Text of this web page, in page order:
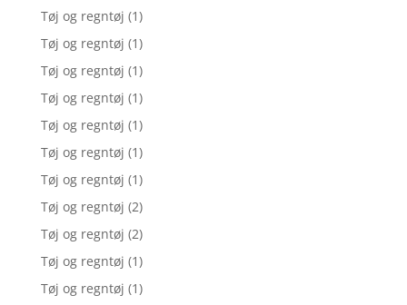
Tøj og regntøj (1)
Tøj og regntøj (1)
Tøj og regntøj (1)
Tøj og regntøj (1)
Tøj og regntøj (1)
Tøj og regntøj (1)
Tøj og regntøj (1)
Tøj og regntøj (2)
Tøj og regntøj (2)
Tøj og regntøj (1)
Tøj og regntøj (1)